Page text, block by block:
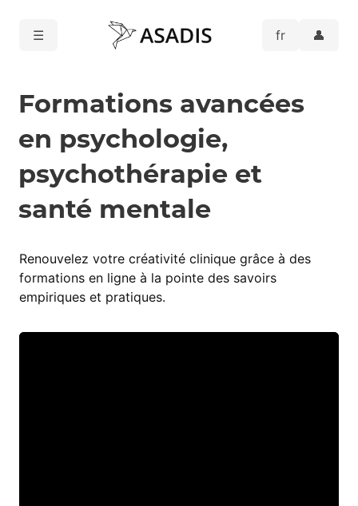
☰ 👤
Formations avancées
en psychologie,
psychothérapie et
santé mentale
Renouvelez votre créativité clinique grâce à des
formations en ligne à la pointe des savoirs
empiriques et pratiques.